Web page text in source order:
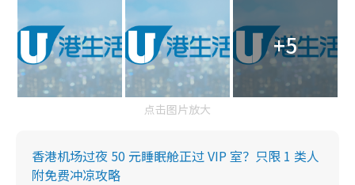
+5
点击图片放大
香港机场过夜 50 元睡眠舱正过 VIP 室？只限 1 类人
附免费冲凉攻略